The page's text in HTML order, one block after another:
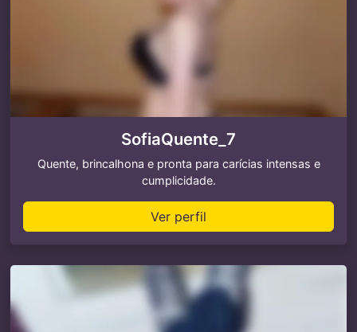
SofiaQuente_7
Quente, brincalhona e pronta para carícias intensas e
cumplicidade.
Ver perfil